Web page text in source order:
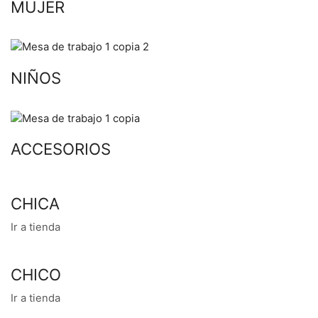
MUJER
NIÑOS
ACCESORIOS
CHICA
Ir a tienda
CHICO
Ir a tienda